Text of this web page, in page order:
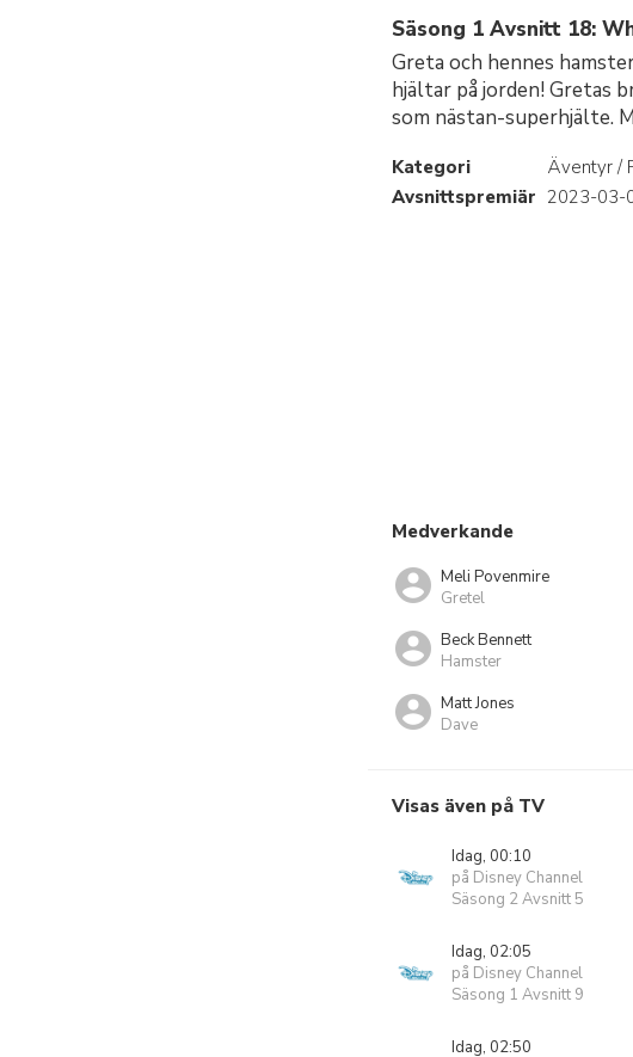
Säsong 1 Avsnitt 18:
Greta och hennes
hjältar på jorden! Gretas
som nästan-superhjälte.
Kategori
Äventyr /
Avsnittspremiär 2023-03-
Medverkande
Meli Povenmire
Gretel
Beck Bennett
Hamster
Matt Jones
Dave
Visas även på TV
Idag, 00:10
på Disney Channel
Säsong 2 Avsnitt 5
Idag, 02:05
på Disney Channel
Säsong 1 Avsnitt 9
Idag, 02:50